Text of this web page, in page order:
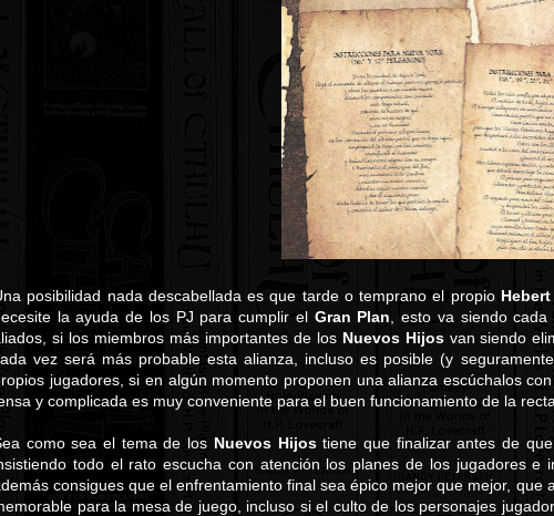
posibilidad nada descabellada es que tarde o temprano el propio
la ayuda de los PJ para cumplir el Gran Plan , esto va siendo
si los miembros más importantes de los Nuevos Hijosvan siendo
vez será más probable esta alianza, incluso es posible (y
jugadores, si en algún momento proponen una alianza escúchalos
y complicada es muy conveniente para el buen funcionamiento de la
como sea el tema de los Nuevos Hijostiene que finalizar antes de
todo el rato escucha con atención los planes de los jugadores
consigues que el enfrentamiento final sea épico mejor que mejor,
para la mesa de juego, incluso si el culto de los personajes
RPG